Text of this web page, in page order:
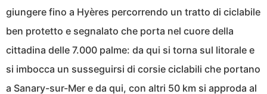
giungere fino a Hyères percorrendo un tratto di ciclabile
ben protetto e segnalato che porta nel cuore della
cittadina delle 7.000 palme: da qui si torna sul litorale e
si imbocca un susseguirsi di corsie ciclabili che portano
a Sanary-sur-Mer e da qui, con altri 50 km si approda al